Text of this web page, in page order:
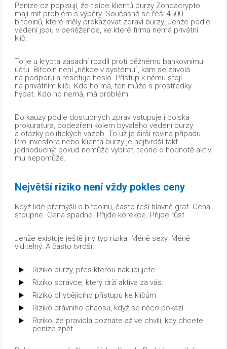
Peníze.cz popisují, že tisíce klientů burzy Zondacrypto
mají mít problém s výběry. Současně se řeší 4500
bitcoinů, které měly prokazovat zdraví burzy. Jenže podle
vedení jsou v peněžence, ke které firma nemá privátní
klíč.
To je u krypta zásadní rozdíl proti běžnému bankovnímu
účtu. Bitcoin není „někde v systému“, kam se zavolá
na podporu a resetuje heslo. Přístup k němu stojí
na privátním klíči. Kdo ho má, ten může s prostředky
hýbat. Kdo ho nemá, má problém.
Do kauzy podle dostupných zpráv vstupuje i polská
prokuratura, podezření kolem bývalého vedení burzy
a otázky politických vazeb. To už je širší rovina případu.
Pro investora nebo klienta burzy je nejtvrdší fakt
jednoduchý: pokud nemůže vybírat, teorie o hodnotě aktiv
mu nepomůže.
Největší riziko není vždy pokles ceny
Když lidé přemýšlí o bitcoinu, často řeší hlavně graf. Cena
stoupne. Cena spadne. Přijde korekce. Přijde růst.
Jenže existuje ještě jiný typ rizika. Méně sexy. Méně
viditelný. A často tvrdší.
Riziko burzy, přes kterou nakupujete.
Riziko správce, který drží aktiva za vás.
Riziko chybějícího přístupu ke klíčům.
Riziko právního chaosu, když se něco pokazí.
Riziko, že pravidla poznáte až ve chvíli, kdy chcete
peníze zpět.